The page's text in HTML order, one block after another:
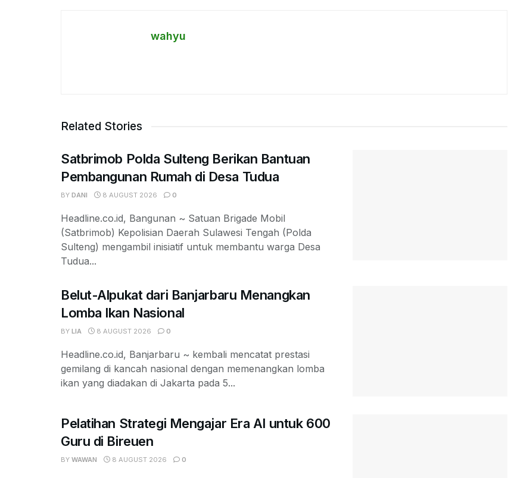
wahyu
Related Stories
Satbrimob Polda Sulteng Berikan Bantuan
Pembangunan Rumah di Desa Tudua
BY DANI 8 AUGUST 2026 0
Headline.co.id, Bangunan ~ Satuan Brigade Mobil
(Satbrimob) Kepolisian Daerah Sulawesi Tengah (Polda
Sulteng) mengambil inisiatif untuk membantu warga Desa
Tudua...
Belut-Alpukat dari Banjarbaru Menangkan
Lomba Ikan Nasional
BY LIA 8 AUGUST 2026 0
Headline.co.id, Banjarbaru ~ kembali mencatat prestasi
gemilang di kancah nasional dengan memenangkan lomba
ikan yang diadakan di Jakarta pada 5...
Pelatihan Strategi Mengajar Era AI untuk 600
Guru di Bireuen
BY WAWAN 8 AUGUST 2026 0